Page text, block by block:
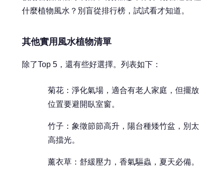
什麼植物風水？別盲從排行榜，試試看才知道。
其他實用風水植物清單
除了Top 5，還有些好選擇。列表如下：
菊花：淨化氣場，適合有老人家庭，但擺放
位置要避開臥室窗。
竹子：象徵節節高升，陽台種矮竹盆，別太
高擋光。
薰衣草：舒緩壓力，香氣驅蟲，夏天必備。